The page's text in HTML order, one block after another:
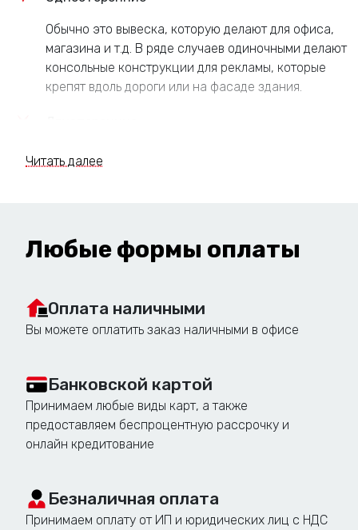
Обычно это вывеска, которую делают для офиса,
магазина и т.д. В ряде случаев одиночными делают
консольные конструкции для рекламы, которые
крепят вдоль дороги или на фасаде здания.
Вывеска любого из перечисленных видов может быть
световой или несветовой. Также панели-кронштейны
геометрической формы (круг, треугольник,
прямоугольник) или фигурные по желанию заказчика.
Особенности рекламных
консолей
различные вывески, которые различаются по размеру,
материалу и по цене. В общем это консольная
Читать далее
Любые формы оплаты
Оплата наличными
Вы можете оплатить заказ наличными в офисе
Банковской картой
Принимаем любые виды карт, а также
предоставляем беспроцентную рассрочку и
онлайн кредитование
Безналичная оплата
Принимаем оплату от ИП и юридических лиц с НДС